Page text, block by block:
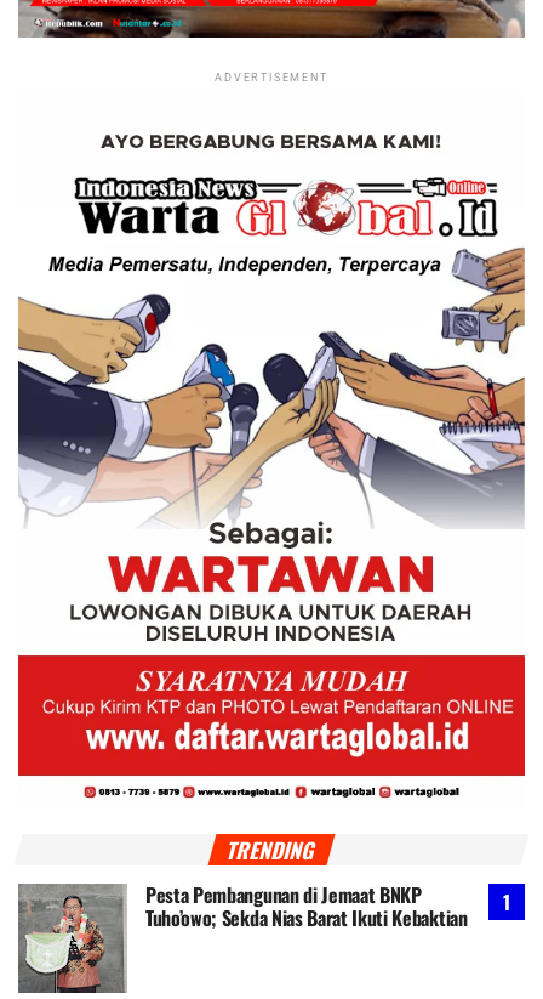
ADVERTISEMENT
TRENDING
Pesta Pembangunan di Jemaat BNKP
Tuho’owo; Sekda Nias Barat Ikuti Kebaktian